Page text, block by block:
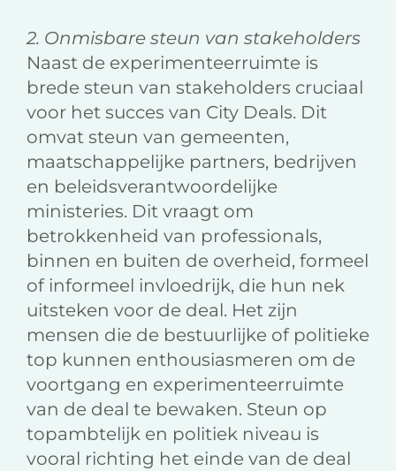
2. Onmisbare steun van stakeholders
Naast de experimenteerruimte is
brede steun van stakeholders cruciaal
voor het succes van City Deals. Dit
omvat steun van gemeenten,
maatschappelijke partners, bedrijven
en beleidsverantwoordelijke
ministeries. Dit vraagt om
betrokkenheid van professionals,
binnen en buiten de overheid, formeel
of informeel invloedrijk, die hun nek
uitsteken voor de deal. Het zijn
mensen die de bestuurlijke of politieke
top kunnen enthousiasmeren om de
voortgang en experimenteerruimte
van de deal te bewaken. Steun op
topambtelijk en politiek niveau is
vooral richting het einde van de deal